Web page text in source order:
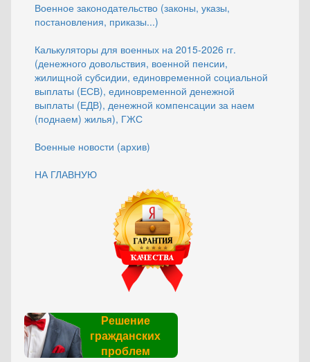
Военное законодательство (законы, указы,
постановления, приказы...)
Калькуляторы для военных на 2015-2026 гг.
(денежного довольствия, военной пенсии,
жилищной субсидии, единовременной социальной
выплаты (ЕСВ), единовременной денежной
выплаты (ЕДВ), денежной компенсации за наем
(поднаем) жилья), ГЖС
Военные новости (архив)
НА ГЛАВНУЮ
Решение
гражданских
проблем